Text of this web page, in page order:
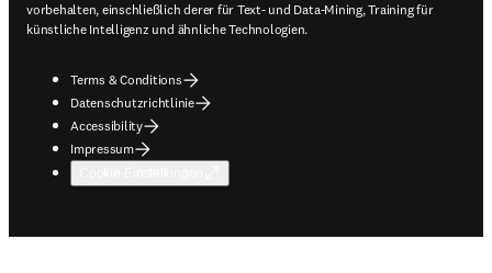
vorbehalten, einschließlich derer für Text- und Data-Mining, Training für
künstliche Intelligenz und ähnliche Technologien.
Terms & Conditions
Datenschutzrichtlinie
Accessibility
Impressum